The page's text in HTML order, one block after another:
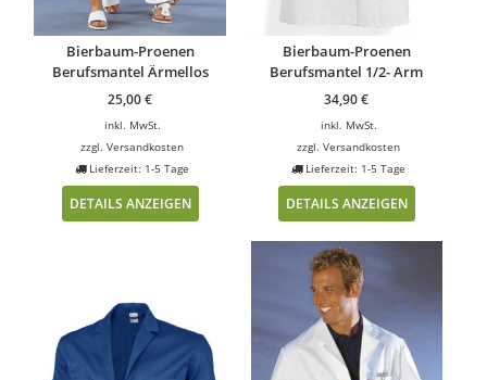
Bierbaum-Proenen
Berufsmantel Ärmellos
25,00€
inkl. MwSt.
zzgl.Versandkosten
Lieferzeit: 1-5 Tage
DETAILS ANZEIGEN
Bierbaum-Proenen
Berufsmantel 1/2- Arm
34,90€
inkl. MwSt.
zzgl.Versandkosten
Lieferzeit: 1-5 Tage
DETAILS ANZEIGEN